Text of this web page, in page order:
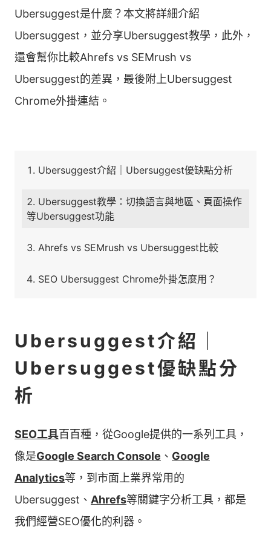
Ubersuggest是什麼？本文將詳細介紹
Ubersuggest，並分享Ubersuggest教學，此外，
還會幫你比較Ahrefs vs SEMrush vs
Ubersuggest的差異，最後附上Ubersuggest
Chrome外掛連結。
Ubersuggest介紹｜Ubersuggest優缺點分析
Ubersuggest教學：切換語言與地區、頁面操作
等Ubersuggest功能
Ahrefs vs SEMrush vs Ubersuggest比較
SEO Ubersuggest Chrome外掛怎麼用？
Ubersuggest介紹｜
Ubersuggest優缺點分
析
SEO工具百百種，從Google提供的一系列工具，
像是Google Search Console 、 Google
Analytics等，到市面上業界常用的
Ubersuggest、 Ahrefs等關鍵字分析工具，都是
我們經營SEO優化的利器。